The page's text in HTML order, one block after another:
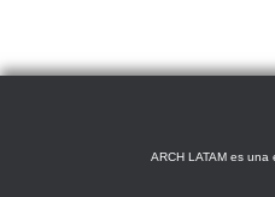
ARCH LATAM es una